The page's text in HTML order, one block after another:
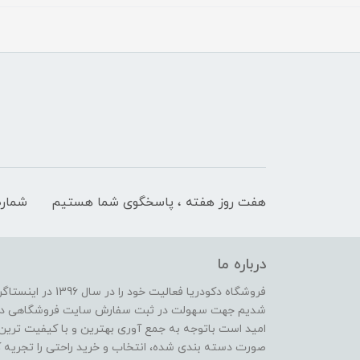
هفت روز هفته ، پاسخگوی شما هستیم
درباره ما
فروشگاه دکودریا
شدیم جهت سهولت در ثبت سفارش سایت فروشگاهی دکو
امید است باتوجه به جمع آوری بهترین و با کیفیت
صورت دسته بندی شده، انتخاب و خرید راحتی را تجریه